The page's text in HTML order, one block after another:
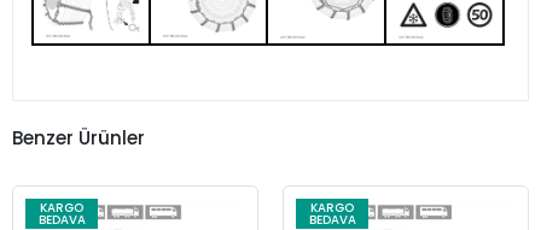
Benzer Ürünler
KARGO
BEDAVA
KARGO
BEDAVA